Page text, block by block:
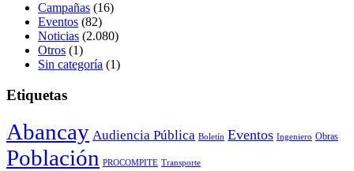
Campañas (16)
Eventos (82)
Noticias (2.080)
Otros (1)
Sin categoría (1)
Etiquetas
Abancay Audiencia Pública Boletín Eventos Ingeniero Obras
Población PROCOMPITE Transporte